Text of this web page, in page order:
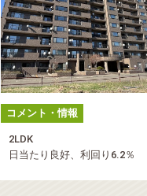
コメント・情報
2LDK
日当たり良好、利回り6.2％